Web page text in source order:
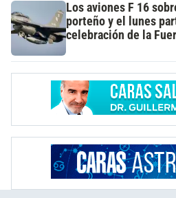
Los aviones F 16
porteño y el lunes
celebración de la